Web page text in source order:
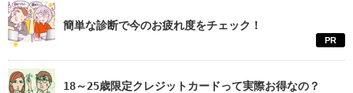
簡単な診断で今のお疲れ度をチェック！
PR
18～25歳限定クレジットカードって実際お得なの？